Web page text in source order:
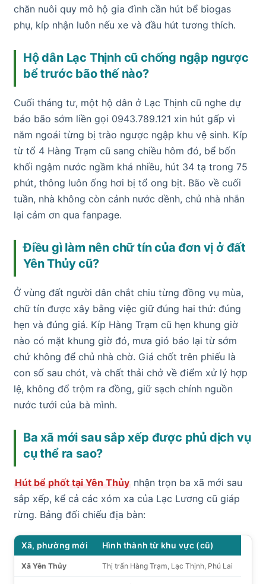
chăn nuôi quy mô hộ gia đình cần hút bể biogas
phụ, kíp nhận luôn nếu xe và đầu hút tương thích.
Hộ dân Lạc Thịnh cũ chống ngập ngược
bể trước bão thế nào?
Cuối tháng tư, một hộ dân ở Lạc Thịnh cũ nghe dự
báo bão sớm liền gọi 0943.789.121 xin hút gấp vì
năm ngoái từng bị trào ngược ngập khu vệ sinh. Kíp
từ tổ 4 Hàng Trạm cũ sang chiều hôm đó, bể bốn
khối ngậm nước ngầm khá nhiều, hút 34 tạ trong 75
phút, thông luôn ống hơi bị tổ ong bịt. Bão về cuối
tuần, nhà không còn cảnh nước dềnh, chủ nhà nhắn
lại cảm ơn qua fanpage.
Điều gì làm nên chữ tín của đơn vị ở đất
Yên Thủy cũ?
Ở vùng đất người dân chắt chiu từng đồng vụ mùa,
chữ tín được xây bằng việc giữ đúng hai thứ: đúng
hẹn và đúng giá. Kíp Hàng Trạm cũ hẹn khung giờ
nào có mặt khung giờ đó, mưa gió báo lại từ sớm
chứ không để chủ nhà chờ. Giá chốt trên phiếu là
con số sau chót, và chất thải chở về điểm xử lý hợp
lệ, không đổ trộm ra đồng, giữ sạch chính nguồn
nước tưới của bà mình.
Ba xã mới sau sắp xếp được phủ dịch vụ
cụ thể ra sao?
Hút bể phốt tại Yên Thủy nhận trọn ba xã mới sau
sắp xếp, kể cả các xóm xa của Lạc Lương cũ giáp
rừng. Bảng đối chiếu địa bàn:
Xã, phường mới Hình thành từ khu vực (cũ)
Xã Yên Thủy Thị trấn Hàng Trạm, Lạc Thịnh, Phú Lai